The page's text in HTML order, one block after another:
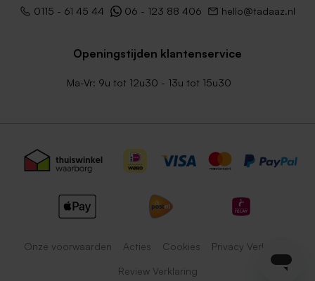
0115 - 61 45 44 06 - 123 88 406 hello@tadaaz.nl
Openingstijden klantenservice
Ma-Vr: 9u tot 12u30 - 13u tot 15u30
Onze voorwaarden Acties Cookies Privacy Verklaring
Review Verklaring